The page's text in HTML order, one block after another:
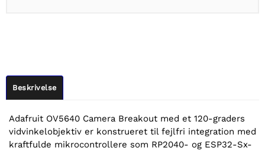
Beskrivelse
Adafruit OV5640 Camera Breakout med et 120-graders
vidvinkelobjektiv er konstrueret til fejlfri integration med
kraftfulde mikrocontrollere som RP2040- og ESP32-Sx-